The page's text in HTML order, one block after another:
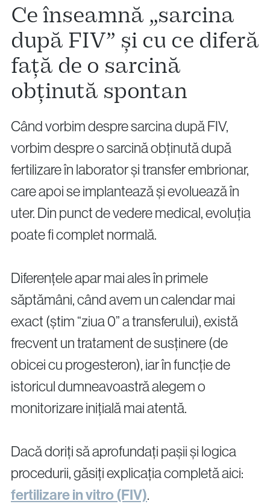
Politica de confidențialitate Politica cookie
Ce înseamnă „sarcina
după FIV” și cu ce diferă
față de o sarcină
obținută spontan
Când vorbim despre sarcina după FIV,
vorbim despre o sarcină obținută după
fertilizare în laborator și transfer embrionar,
care apoi se implantează și evoluează în
uter. Din punct de vedere medical, evoluția
poate fi complet normală.
Diferențele apar mai ales în primele
săptămâni, când avem un calendar mai
exact (știm “ziua 0” a transferului), există
frecvent un tratament de susținere (de
obicei cu progesteron), iar în funcție de
istoricul dumneavoastră alegem o
monitorizare inițială mai atentă.
Dacă doriți să aprofundați pașii și logica
procedurii, găsiți explicația completă aici:
fertilizare in vitro (FIV).